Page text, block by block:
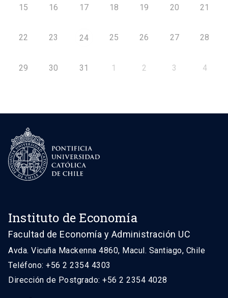
15 16 17 18 19 20 21
22 23 24 25 26 27 28
29 30 31 1 2 3 4
Instituto de Economía
Facultad de Economía y Administración UC
Avda. Vicuña Mackenna 4860, Macul. Santiago, Chile
Teléfono: +56 2 2354 4303
Dirección de Postgrado: +56 2 2354 4028